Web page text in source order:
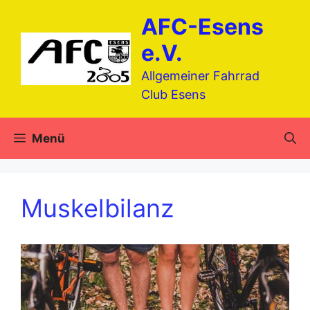
springen
AFC-Esens
e.V.
Allgemeiner Fahrrad
Club Esens
Menü
Muskelbilanz